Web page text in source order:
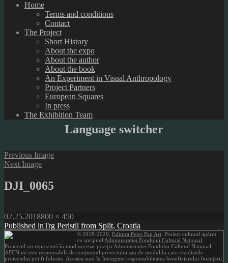
Home
Terms and conditions
Contact
The Project
Short History
About the expo
About the author
About the book
An Experiment in Visual Anthropology
Project Partners
European Squares
In press
The Exhibition Team
Language switcher
Previous Image
Next Image
DJI_0065
Posted
on
02.25.2018Full
size
800 × 450
Post
navigation
Published inTrg Peristil from Split, Croatia
© 2018-2020,Editura Peter Pan Art . Proiect cultural apărut
cu sprijinul Administrației Fondului Cultural Național
Proiectul nu reprezintă în mod necesar poziţia Administrației Fondului Cultural Național.
AFCN nu este responsabilă de conținutul proiectului sau de modul în care rezultatele
proiectului pot fi folosite. Acestea sunt în întregime responsabilitatea beneficiarului finanțării.